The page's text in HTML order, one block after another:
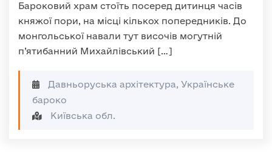
Бароковий храм стоїть посеред дитинця часів
княжої пори, на місці кількох попередників. До
монгольської навали тут височів могутній
п’ятибанний Михайлівський […]
Давньоруська архітектура, Українське
бароко
Київська обл.